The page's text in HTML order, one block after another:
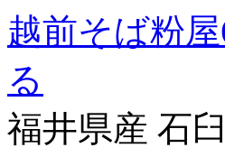
越前そば粉
る
福井県産 石